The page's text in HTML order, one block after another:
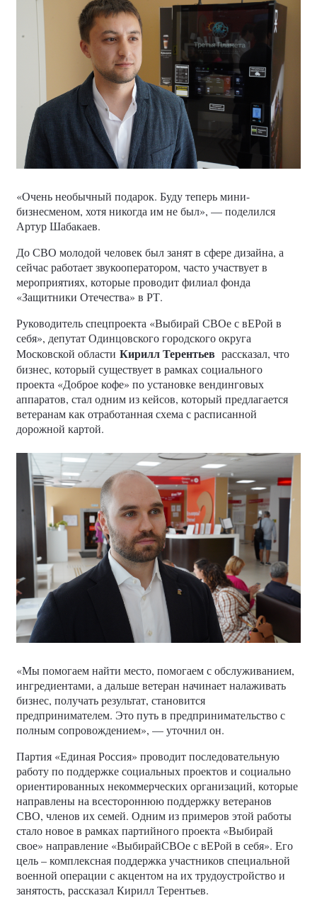
«Очень необычный подарок. Буду теперь мини-
бизнесменом, хотя никогда им не был», — поделился
Артур Шабакаев.
До СВО молодой человек был занят в сфере дизайна, а
сейчас работает звукооператором, часто участвует в
мероприятиях, которые проводит филиал фонда
«Защитники Отечества» в РТ.
Руководитель спецпроекта «Выбирай СВОе с вЕРой в
себя», депутат Одинцовского городского округа
Московской области Кирилл Терентьев рассказал, что
бизнес, который существует в рамках социального
проекта «Доброе кофе» по установке вендинговых
аппаратов, стал одним из кейсов, который предлагается
ветеранам как отработанная схема с расписанной
дорожной картой.
«Мы помогаем найти место, помогаем с обслуживанием,
ингредиентами, а дальше ветеран начинает налаживать
бизнес, получать результат, становится
предпринимателем. Это путь в предпринимательство с
полным сопровождением», — уточнил он.
Партия «Единая Россия» проводит последовательную
работу по поддержке социальных проектов и социально
ориентированных некоммерческих организаций, которые
направлены на всестороннюю поддержку ветеранов
СВО, членов их семей. Одним из примеров этой работы
стало новое в рамках партийного проекта «Выбирай
свое» направление «ВыбирайСВОе с вЕРой в себя». Его
цель – комплексная поддержка участников специальной
военной операции с акцентом на их трудоустройство и
занятость, рассказал Кирилл Терентьев.